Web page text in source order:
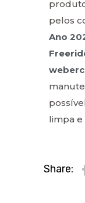
pelos
Ano
limpa
Share: